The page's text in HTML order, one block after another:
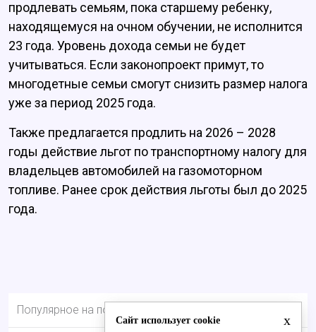
продлевать семьям, пока старшему ребенку,
находящемуся на очном обучении, не исполнится
23 года. Уровень дохода семьи не будет
учитываться. Если законопроект примут, то
многодетные семьи смогут снизить размер налога
уже за период 2025 года.
Также предлагается продлить на 2026 – 2028
годы действие льгот по транспортному налогу для
владельцев автомобилей на газомоторном
топливе. Ранее срок действия льготы был до 2025
года.
Популярное на портале
x
Сайт использует cookie